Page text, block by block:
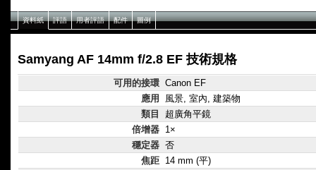
資料紙 評語 用者評語 配件 圖例
Samyang AF 14mm f/2.8 EF 技術規格
可用的接環 Canon EF
應用
風景, 室內, 建築物
類目
超廣角平鏡
倍增器 1×
穩定器 否
焦距 14 mm (平)